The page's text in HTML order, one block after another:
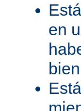
en
bien